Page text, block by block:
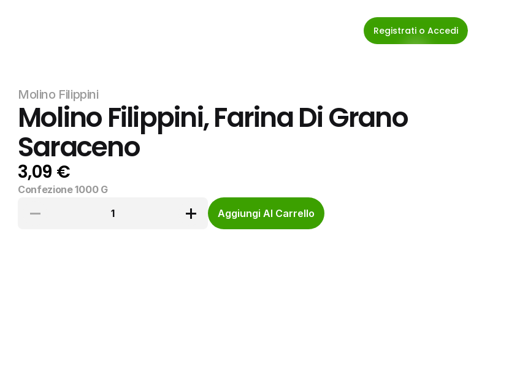
Registrati o Accedi
Molino Filippini
Molino Filippini, Farina Di Grano
Saraceno
3,09 €
Confezione 1000 G
1
Aggiungi Al Carrello